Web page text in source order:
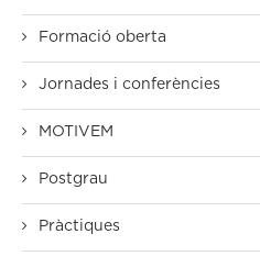
Formació oberta
Jornades i conferències
MOTIVEM
Postgrau
Pràctiques